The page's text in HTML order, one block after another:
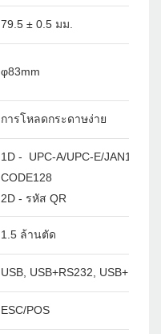
79.5 ± 0.5 มม.
φ83mm
การโหลดกระดาษง่าย
1D - UPC-A/UPC-E/
CODE128
2D - รหัส QR
1.5 ล้านตัด
USB, USB+RS232, USB+LAN,
ESC/POS